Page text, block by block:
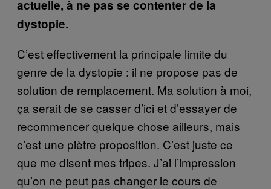
actuelle, à ne pas se contenter de la
dystopie.
C’est effectivement la principale limite du
genre de la dystopie : il ne propose pas de
solution de remplacement. Ma solution à moi,
ça serait de se casser d’ici et d’essayer de
recommencer quelque chose ailleurs, mais
c’est une piètre proposition. C’est juste ce
que me disent mes tripes. J’ai l’impression
qu’on ne peut pas changer le cours de